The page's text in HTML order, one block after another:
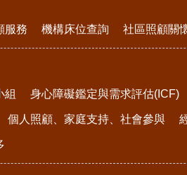
服務 機構床位查詢 社區照顧關
組 身心障礙鑑定與需求評估(ICF)
個人照顧、家庭支持、社會參與